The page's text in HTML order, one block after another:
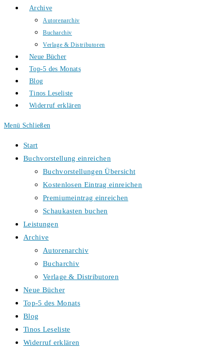
Archive
Autorenarchiv
Bucharchiv
Verlage & Distributoren
Neue Bücher
Top-5 des Monats
Blog
Tinos Leseliste
Widerruf erklären
Menü Schließen
Start
Buchvorstellung einreichen
Buchvorstellungen Übersicht
Kostenlosen Eintrag einreichen
Premiumeintrag einreichen
Schaukasten buchen
Leistungen
Archive
Autorenarchiv
Bucharchiv
Verlage & Distributoren
Neue Bücher
Top-5 des Monats
Blog
Tinos Leseliste
Widerruf erklären